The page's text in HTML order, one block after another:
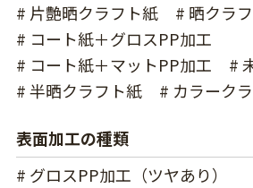
# 片艶晒クラフト紙
# 晒クラ
# コート紙＋グロスPP加工
# コート紙＋マットPP加工
#
# 半晒クラフト紙
# カラーク
表面加工の種類
# グロスPP加工（ツヤあり）